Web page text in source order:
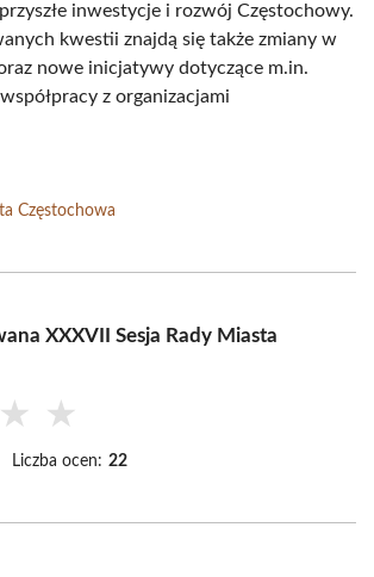
inwestycje i rozwój Częstochowy.
kwestii znajdą się także zmiany w
nowe inicjatywy dotyczące m.in.
z organizacjami
Częstochowa
XXXVII Sesja Rady Miasta
★ ★
Liczba ocen: 22